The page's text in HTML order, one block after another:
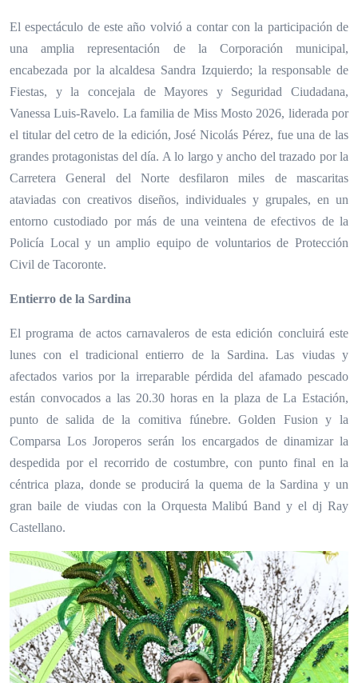
El espectáculo de este año volvió a contar con la participación de
una amplia representación de la Corporación municipal,
encabezada por la alcaldesa Sandra Izquierdo; la responsable de
Fiestas, y la concejala de Mayores y Seguridad Ciudadana,
Vanessa Luis-Ravelo. La familia de Miss Mosto 2026, liderada por
el titular del cetro de la edición, José Nicolás Pérez, fue una de las
grandes protagonistas del día. A lo largo y ancho del trazado por la
Carretera General del Norte desfilaron miles de mascaritas
ataviadas con creativos diseños, individuales y grupales, en un
entorno custodiado por más de una veintena de efectivos de la
Policía Local y un amplio equipo de voluntarios de Protección
Civil de Tacoronte.
Entierro de la Sardina
El programa de actos carnavaleros de esta edición concluirá este
lunes con el tradicional entierro de la Sardina. Las viudas y
afectados varios por la irreparable pérdida del afamado pescado
están convocados a las 20.30 horas en la plaza de La Estación,
punto de salida de la comitiva fúnebre. Golden Fusion y la
Comparsa Los Joroperos serán los encargados de dinamizar la
despedida por el recorrido de costumbre, con punto final en la
céntrica plaza, donde se producirá la quema de la Sardina y un
gran baile de viudas con la Orquesta Malibú Band y el dj Ray
Castellano.